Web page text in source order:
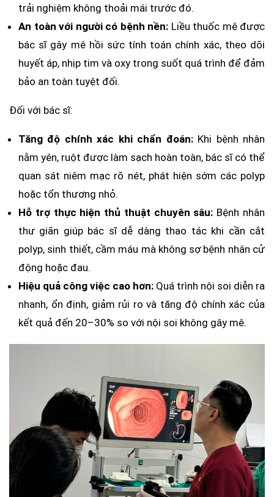
trải nghiệm không thoải mái trước đó.
An toàn với người có bệnh nền: Liều thuốc mê được
bác sĩ gây mê hồi sức tính toán chính xác, theo dõi
huyết áp, nhịp tim và oxy trong suốt quá trình để đảm
bảo an toàn tuyệt đối.
Đối với bác sĩ:
Tăng độ chính xác khi chẩn đoán:Khi bệnh nhân
nằm yên, ruột được làm sạch hoàn toàn, bác sĩ có thể
quan sát niêm mạc rõ nét, phát hiện sớm các polyp
hoặc tổn thương nhỏ.
Hỗ trợ thực hiện thủ thuật chuyên sâu: Bệnh nhân
thư giãn giúp bác sĩ dễ dàng thao tác khi cần cắt
polyp, sinh thiết, cầm máu mà không sợ bệnh nhân cử
động hoặc đau.
Hiệu quả công việc cao hơn: Quá trình nội soi diễn ra
nhanh, ổn định, giảm rủi ro và tăng độ chính xác của
kết quả đến 20–30% so với nội soi không gây mê.